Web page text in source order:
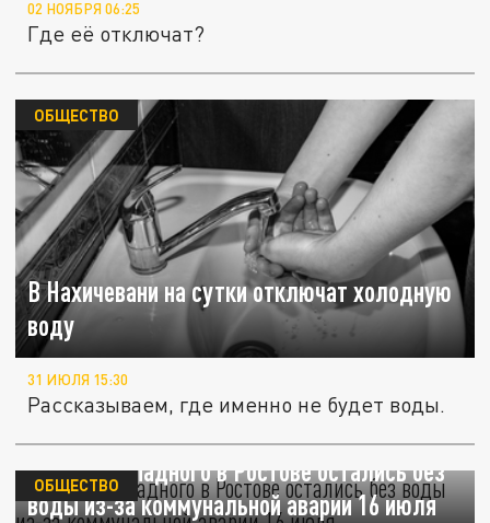
02 НОЯБРЯ 06:25
Где её отключат?
В Нахичевани на сутки отключат холодную
воду
ОБЩЕСТВО
31 ИЮЛЯ 15:30
Рассказываем, где именно не будет воды.
Жители Западного в Ростове остались без
воды из-за коммунальной аварии 16 июля
ОБЩЕСТВО